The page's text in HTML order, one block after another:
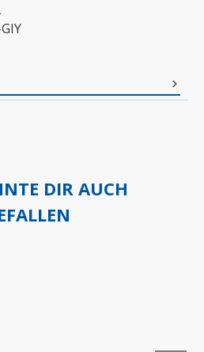
DIR AUCH